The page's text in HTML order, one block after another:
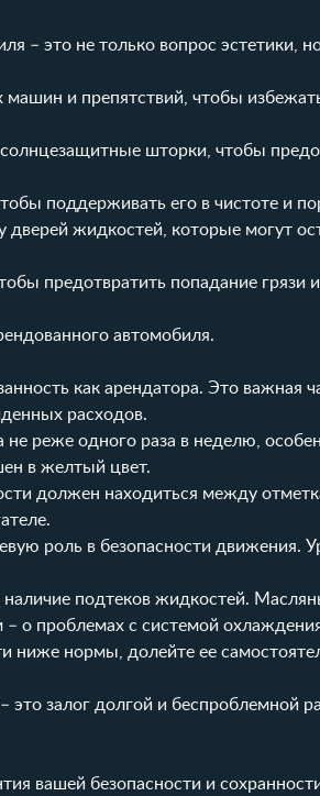
– это не только вопрос эстетики,
и препятствий, чтобы
шторки, чтобы
поддерживать его в чистоте и
дверей жидкостей, которые могут
предотвратить попадание грязи
автомобиля.
как арендатора. Это важная
расходов.
реже одного раза в неделю,
в желтый цвет.
должен находиться между
роль в безопасности движения.
наличие подтеков жидкостей.
о проблемах с системой
ниже нормы, долейте ее
это залог долгой и беспроблемной
вашей безопасности и